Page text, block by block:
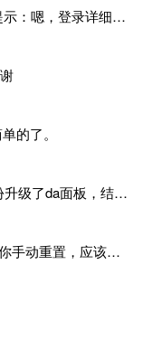
站长，许久没有登陆面板，登录提示：嗯，登录详细信息似乎不正确。请重试。 网站还可以正常使用。如果是密码问题请帮忙重置一下密码。谢谢。订单号：97790，账号：aa20210950。 站长，提交了工单，你回复续期成功，不过我的问题是面部登陆信息有问题，一直是初始密码，现在无法登陆，有时间麻烦排查一下。
的了。
是的证书过期了，原因是我12月份升级了da面板，结果后台证书就不更新了，目前还在排查问题。切换PHP版本现在没有了，因为DA新版不支持。
可以给我QQ或者微信发消息，给你手动重置，应该是服务器插件有问题了，这个wp的主题太老了，导致现在好多的问题，网站的签到功能也是因为这个原因导致的。